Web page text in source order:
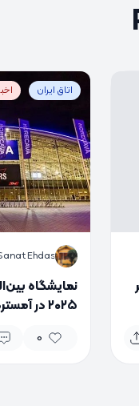
اتاق ایران
S
Ehdas
نمایشگاه
۲۰۲۵ در
0